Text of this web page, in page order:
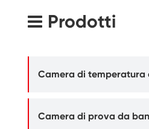
Prodotti
Camera di temperatura
Camera di prova da